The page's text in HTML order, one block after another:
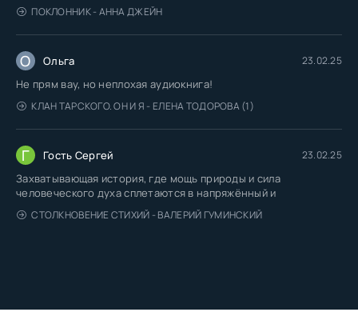
ПОКЛОННИК - АННА ДЖЕЙН
О Ольга 23.02.25
Не прям вау, но неплохая аудиокнига!
КЛАН ТАРСКОГО. ОН И Я - ЕЛЕНА ТОДОРОВА (1)
Г Гость Сергей 23.02.25
Захватывающая история, где мощь природы и сила
человеческого духа сплетаются в напряжённый и
СТОЛКНОВЕНИЕ СТИХИЙ - ВАЛЕРИЙ ГУМИНСКИЙ